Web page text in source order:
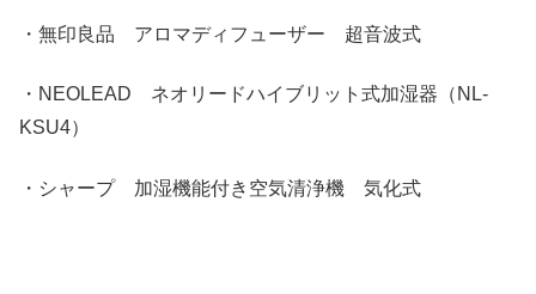
・無印良品 アロマディフューザー 超音波式
・NEOLEAD ネオリードハイブリット式加湿器（NL-
KSU4）
・シャープ 加湿機能付き空気清浄機 気化式